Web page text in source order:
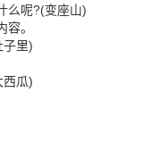
呢?(变座山)
。
里)
瓜)